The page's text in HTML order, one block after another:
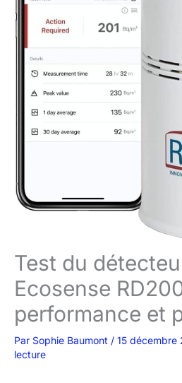
Test du
Ecosense
performance et
Par Sophie Baumont / 15 décembre
lecture